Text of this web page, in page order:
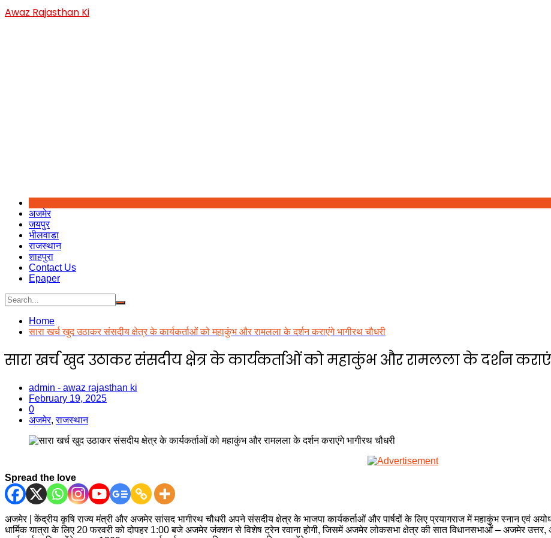
Skip
to
Awaz Rajasthan Ki
अजमेर
जयपुर
भीलवाडा
राजस्थान
शाहपुरा
Contact Us
Epaper
Home
सारा खर्च खुद उठाकर संसदीय क्षेत्र के कार्यकर्ताओं को महाकुंभ और रामलला के दर्शन कराएंगे भागीरथ चौधरी
सारा खर्च खुद उठाकर संसदीय क्षेत्र के कार्यकर्ताओं को महाकुंभ और रामलला के दर्शन
admin - awaz rajasthan ki
February 19, 2025
0
अजमेर,राजस्थान
Spread the love
अजमेर | केंद्रीय कृषि राज्य मंत्री और अजमेर सांसद भागीरथ चौधरी अपने संसदीय क्षेत्र के भाजपा कार्यकर्ताओं और पार्षदों के लिए प्रयागराज में महाकुंभ स्नान एवं
धार्मिक यात्रा के लिए 20 फरवरी को दोपहर 1:00 बजे अजमेर जंक्शन से विशेष ट्रेन रवाना होगी, जिसमें अजमेर लोकसभा क्षेत्र की सात विधानसभाओं – अजमेर